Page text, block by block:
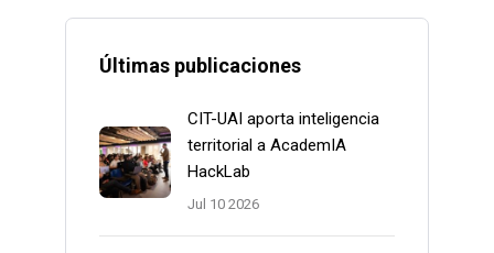
Últimas publicaciones
CIT-UAI aporta inteligencia
territorial a AcademIA
HackLab
Jul 10 2026